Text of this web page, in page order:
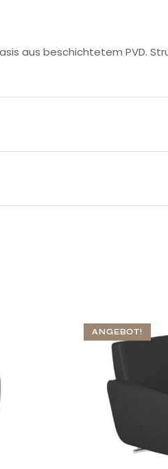
aus beschichtetem PVD.
ANGEBOT!